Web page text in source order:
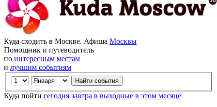
Куда сходить в Москве. Афиша Москвы
Помощник и путеводитель
по интересным местам
и лучшим событиям
Куда пойти сегодня завтра в выходные в этом месяце